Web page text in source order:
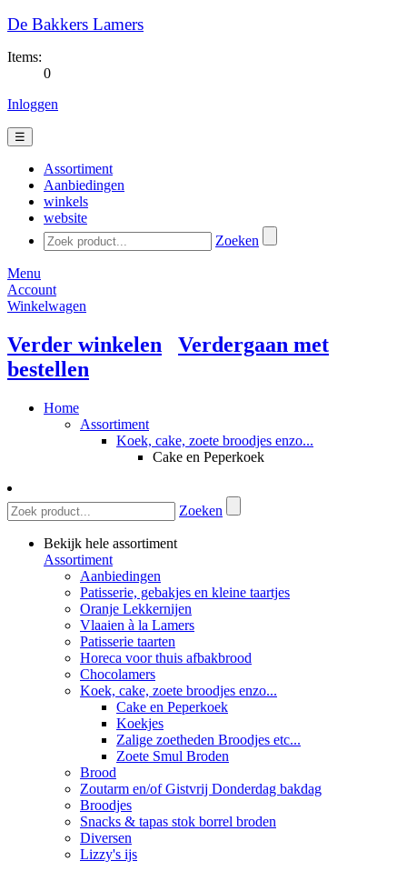
De Bakkers Lamers
Items:
0
Inloggen
☰
Assortiment
Aanbiedingen
winkels
website
Zoeken
Menu
Account
Winkelwagen
Verder winkelen
Verdergaan met
bestellen
Home
Assortiment
Koek, cake, zoete broodjes enzo...
Cake en Peperkoek
Zoeken
Bekijk hele assortiment
Assortiment
Aanbiedingen
Patisserie, gebakjes en kleine taartjes
Oranje Lekkernijen
Vlaaien à la Lamers
Patisserie taarten
Horeca voor thuis afbakbrood
Chocolamers
Koek, cake, zoete broodjes enzo...
Cake en Peperkoek
Koekjes
Zalige zoetheden Broodjes etc...
Zoete Smul Broden
Brood
Zoutarm en/of Gistvrij Donderdag bakdag
Broodjes
Snacks & tapas stok borrel broden
Diversen
Lizzy's ijs